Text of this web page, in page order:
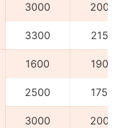
3000 2000
3300 2150
1600 1900
2500 1750
3000 2000